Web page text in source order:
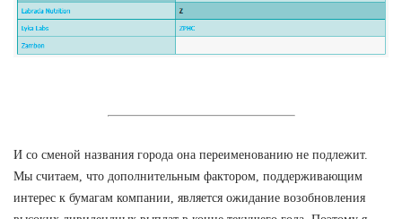
И со сменой названия города она переименованию не подлежит.
Мы считаем, что дополнительным фактором, поддерживающим
интерес к бумагам компании, является ожидание возобновления